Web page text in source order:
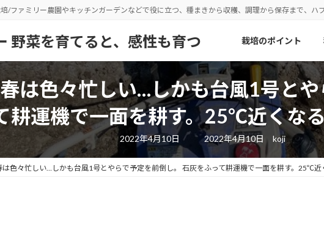
/ファミリー農園やキッチンガーデンなどで役に立つ、種まきから収穫、調理から保存まで、ハ
野菜を育てると、感性も育つ 栽培のポイント
は色々忙しい…しかも台風1号と
耕運機で一面を耕す。25℃近くな
2022年4月10日
最
終
更
新
日
2022年4月10日 koji
は色々忙しい…しかも台風1号とやらで予定を前倒し。 石灰をふって耕運機で一面を耕す。25℃近